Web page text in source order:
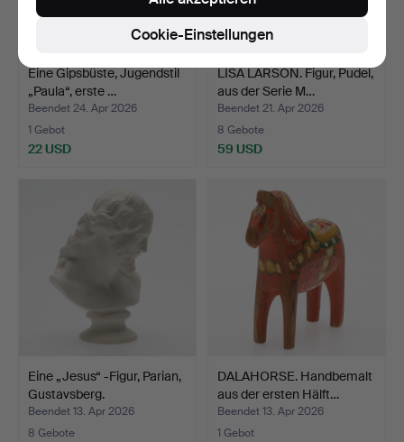
Eine Gipsbüste, Jugendstil
„Paula“, erste …
Beendet 24. Apr 2026
1 Gebot
22 USD
LISA LARSON. Figur, Pudel,
aus der Serie M…
Beendet 21. Apr 2026
8 Gebote
59 USD
Eine „Jesus“ -Figur, Parian,
Gustavsberg.
Beendet 13. Apr 2026
8 Gebote
DALAHORSE. Handbemalt
aus der ersten Hälft…
Beendet 13. Apr 2026
1 Gebot
Cookie-Einstellungen